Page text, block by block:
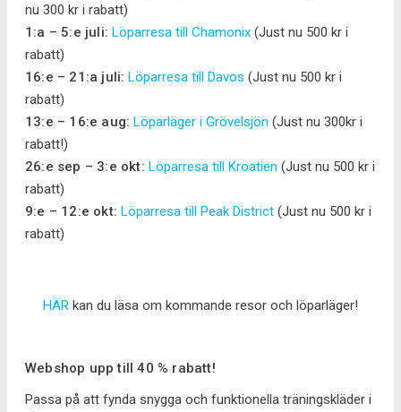
nu 300 kr i rabatt)
1:a – 5:e juli: Löparresa till Chamonix (Just nu 500 kr i
rabatt)
16:e – 21:a juli: Löparresa till Davos (Just nu 500 kr i
rabatt)
13:e – 16:e aug: Löparläger i Grövelsjön (Just nu 300kr i
rabatt!)
26:e sep – 3:e okt: Löparresa till Kroatien (Just nu 500 kr i
rabatt)
9:e – 12:e okt: Löparresa till Peak District (Just nu 500 kr i
rabatt)
HÄR kan du läsa om kommande resor och löparläger!
Webshop upp till 40 % rabatt!
Passa på att fynda snygga och funktionella träningskläder i